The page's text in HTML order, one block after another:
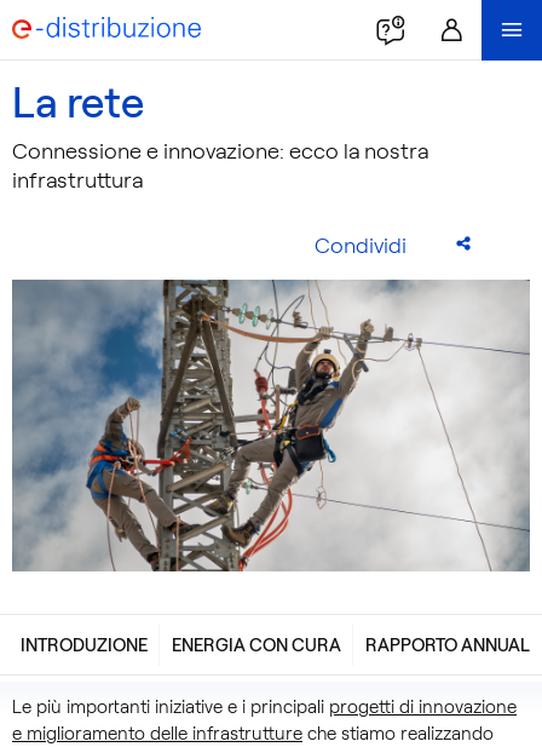
La rete
Connessione e innovazione: ecco la nostra
infrastruttura
Condividi
INTRODUZIONE ENERGIA CON CURA RAPPORTO
Le più importanti iniziative e i principali progetti di innovazione
e miglioramento delle infrastrutture che stiamo realizzando